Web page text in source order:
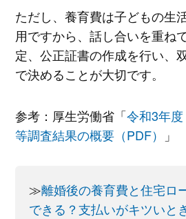
ただし、養育費は子どもの生
用ですから、話し合いを重ね
定、公正証書の作成を行い、
で決めることが大切です。
参考：厚生労働省「令和3年
等調査結果の概要（PDF）
」
≫離婚後の養育費と住宅ロ
できる？支払いがキツいと